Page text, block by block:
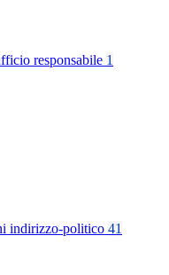
responsabile 1
indirizzo-politico 41